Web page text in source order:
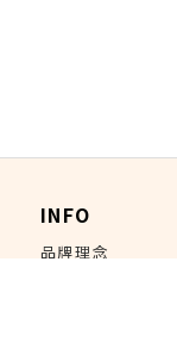
INFO
品牌理念